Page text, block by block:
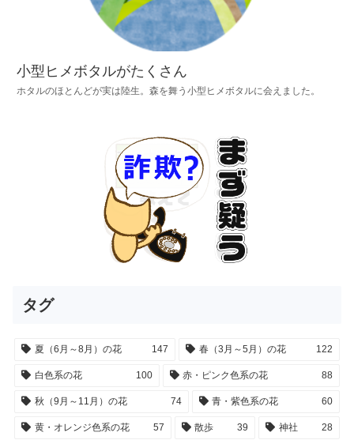
小型ヒメボタルがたくさん
ホタルのほとんどが実は陸生。森を舞う小型ヒメボタルに会えました。
タグ
夏（6月～8月）の花 147 春（3月～5月）の花 122
白色系の花 100 赤・ピンク色系の花 88
秋（9月～11月）の花 74 青・紫色系の花 60
黄・オレンジ色系の花 57 散歩 39 神社 28